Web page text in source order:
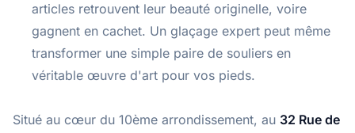
articles retrouvent leur beauté originelle, voire
gagnent en cachet. Un glaçage expert peut même
transformer une simple paire de souliers en
véritable œuvre d'art pour vos pieds.
Situé au cœur du 10ème arrondissement, au 32 Rue de